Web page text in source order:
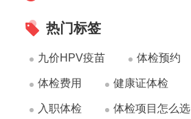
热门标签
九价HPV疫苗 体检预约
体检费用 健康证体检
入职体检 体检项目怎么选